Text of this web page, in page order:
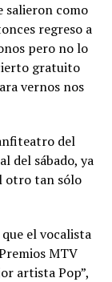
salieron como
regreso a
pero no lo
gratuito
vernos nos
del
del sábado, ya
otro tan sólo
el vocalista
MTV
artista Pop”,